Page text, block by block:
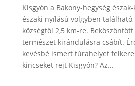
Kisgyón a Bakony-hegység
északi nyílású völgyben található,
községtől 2,5 km-re. Beköszöntött
természet kirándulásra csábít.
kevésbé ismert túrahelyet
kincseket rejt Kisgyón? Az...